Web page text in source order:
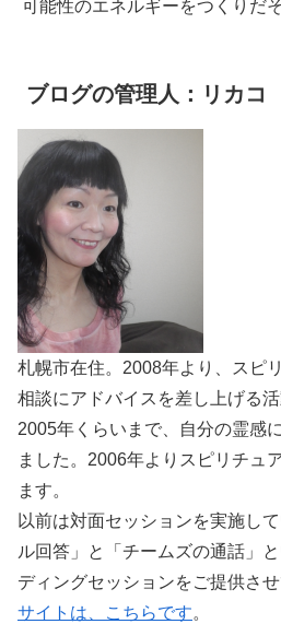
可能性のエネルギーをつくりだ
ブログの管理人：リカコ
札幌市在住。2008年より、スピ
相談にアドバイスを差し上げる活
2005年くらいまで、自分の霊感
ました。2006年よりスピリチュ
ます。
以前は対面セッションを実施し
ル回答」と「チームズの通話」
ディングセッションをご提供さ
サイトは、こちらです。